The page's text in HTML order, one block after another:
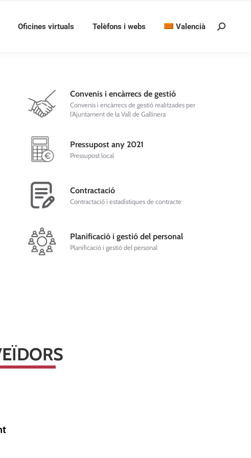
Oficines virtuals Telèfons i webs Valencià Search:
Convenis i encàrrecs de gestió
Convenis i encàrrecs de gestió realitzades per
l’Ajuntament de la Vall de Gallinera
Pressupost any 2021
Pressupost local
Contractació
Contractació i estadístiques de contracte
Planificació i gestió del personal
Planificació i gestió del personal